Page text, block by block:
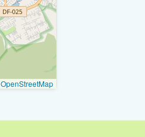
OpenStreetMap